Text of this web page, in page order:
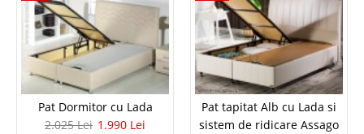
Pat Dormitor cu Lada
2.025 Lei 1.990 Lei
Pat tapitat Alb cu Lada si
sistem de ridicare Assago